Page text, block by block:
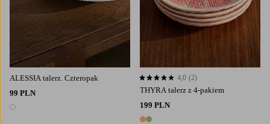
ALESSIA talerz. Czteropak
99 PLN
1 kolor
THYRA talerz z 4-pakiem
199 PLN
4,0 opierając się na 2 ocenach
4,0 (2)